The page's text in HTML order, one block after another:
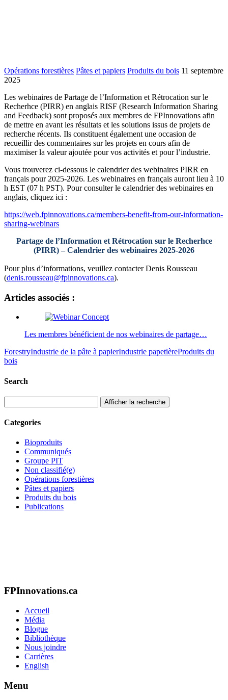
Opérations forestières Pâtes et papiers Produits du bois 11 septembre
2025
Les webinaires de Partage de l’Information et Rétrocation sur le
Recherhce (PIRR) en anglais RISF (Research Information Sharing
and Feedback) sont proposés aux membres de FPInnovations afin
de mettre en avant les résultats et les solutions issus de projets de
recherche récents. Ils constituent également une occasion de
recueillir des commentaires sur les projets en cours afin de
maximiser la valeur ajoutée pour vos activités et pour l’industrie.
Vous trouverez ci-dessous le calendrier des webinaires PIRR en
français pour 2025-2026. Les webinaires en français auront lieu à 10
h EST (07 h PST). Pour consulter le calendrier des webinaires en
anglais, cliquez ici :
https://web.fpinnovations.ca/members-benefit-from-our-information-
sharing-webinars
Partage de l’Information et Rétrocation sur le Recherhce
(PIRR) – Calendrier des webinaires 2025-2026
Pour plus d’informations, veuillez contacter Denis Rousseau
(denis.rousseau@fpinnovations.ca).
Articles associés :
Les membres bénéficient de nos webinaires de partage…
ForestryIndustrie de la pâte à papierIndustrie papetièreProduits du
bois
Search
Afficher la recherche
Categories
Bioproduits
Communiqués
Groupe PIT
Non classifié(e)
Opérations forestières
Pâtes et papiers
Produits du bois
Publications
FPInnovations.ca
Accueil
Média
Blogue
Bibliothèque
Nous joindre
Carrières
English
Menu